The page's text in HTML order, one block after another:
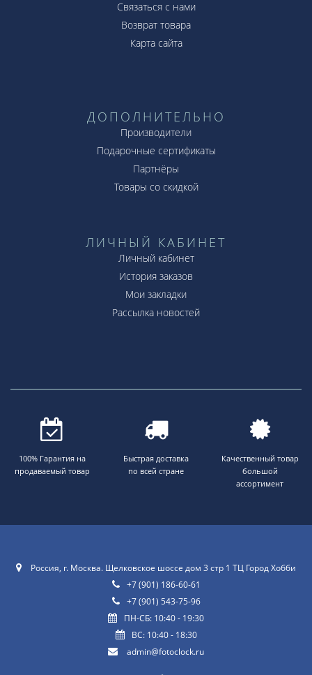
Связаться с нами
Возврат товара
Карта сайта
ДОПОЛНИТЕЛЬНО
Производители
Подарочные сертификаты
Партнёры
Товары со скидкой
ЛИЧНЫЙ КАБИНЕТ
Личный кабинет
История заказов
Мои закладки
Рассылка новостей
100% Гарантия на
продаваемый товар
Быстрая доставка
по всей стране
Качественный товар
большой
ассортимент
Россия, г. Москва. Щелковское шоссе дом 3 стр 1 ТЦ Город Хобби
+7 (901) 186-60-61
+7 (901) 543-75-96
ПН-СБ: 10:40 - 19:30
ВС: 10:40 - 18:30
admin@fotoclock.ru